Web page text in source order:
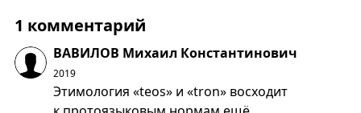
1 комментарий
ВАВИЛОВ Михаил Константинович
2019
Этимология «teos» и «tron» восходит